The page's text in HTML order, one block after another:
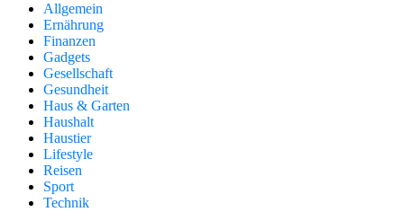
Allgemein
Ernährung
Finanzen
Gadgets
Gesellschaft
Gesundheit
Haus & Garten
Haushalt
Haustier
Lifestyle
Reisen
Sport
Technik